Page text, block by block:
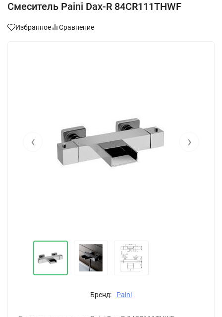
Смеситель Paini Dax-R 84CR111THWF
Избранное Сравнение
‹ ›
Бренд: Paini